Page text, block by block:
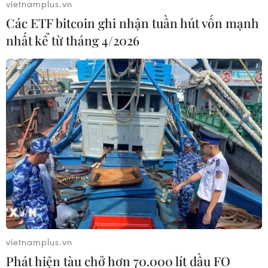
Quan hệ Đối tác chiến lược Việt
Nam-Malaysia ngày càng phát triển
19/03/2022 23:00
Mối quan hệ Việt Nam và Malaysia luôn được các thế
hệ lãnh đạo hai nước không ngừng vun đắp và phát
triển cả về chiều rộng và chiều sâu, góp phần củng cố
quan hệ hữu nghị và hợp tác giữa hai nước.
vietnamplus.vn
Các ETF bitcoin ghi nhận tuần hút vốn mạnh
nhất kể từ tháng 4/2026
vietnamplus.vn
Phát hiện tàu chở hơn 70.000 lít dầu FO